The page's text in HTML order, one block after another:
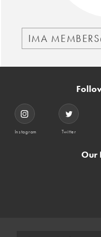
IMA
Instagram Twitter
Our